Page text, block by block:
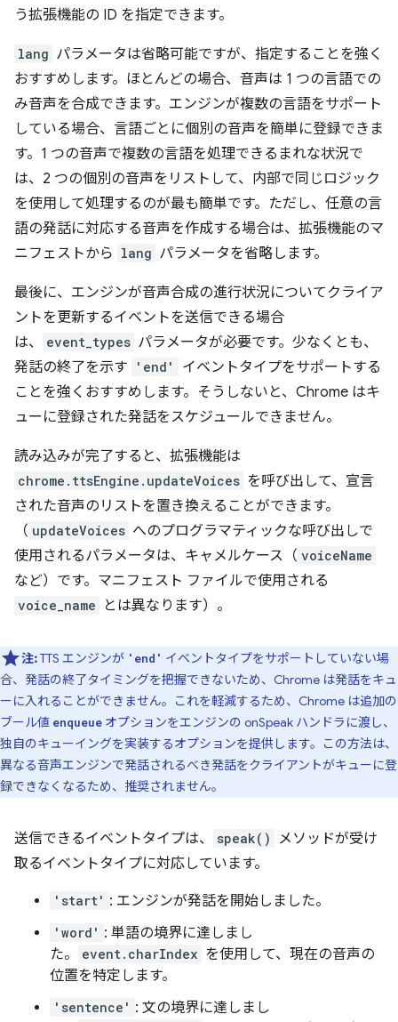
う拡張機能の ID を指定できます。
lang パラメータは省略可能ですが、指定することを強く
おすすめします。ほとんどの場合、音声は 1 つの言語での
み音声を合成できます。エンジンが複数の言語をサポート
している場合、言語ごとに個別の音声を簡単に登録できま
す。1 つの音声で複数の言語を処理できるまれな状況で
は、2 つの個別の音声をリストして、内部で同じロジック
を使用して処理するのが最も簡単です。ただし、任意の言
語の発話に対応する音声を作成する場合は、拡張機能のマ
ニフェストから lang パラメータを省略します。
最後に、エンジンが音声合成の進行状況についてクライア
ントを更新するイベントを送信できる場合
は、
event_types パラメータが必要です。少なくとも、
発話の終了を示す
'end'
イベントタイプをサポートする
ことを強くおすすめします。そうしないと、Chrome はキ
ューに登録された発話をスケジュールできません。
読み込みが完了すると、拡張機能は
chrome.ttsEngine.updateVoices を呼び出して、宣言
された音声のリストを置き換えることができます。
（ updateVoices へのプログラマティックな呼び出しで
使用されるパラメータは、キャメルケース（ voiceName
など）です。マニフェスト ファイルで使用される
voice_name とは異なります）。
注:TTS エンジンが 'end' イベントタイプをサポートしていない場
合、発話の終了タイミングを把握できないため、Chrome は発話をキュ
ーに入れることができません。これを軽減するため、Chrome は追加の
ブール値 enqueue オプションをエンジンの onSpeak ハンドラに渡し、
独自のキューイングを実装するオプションを提供します。この方法は、
異なる音声エンジンで発話されるべき発話をクライアントがキューに登
録できなくなるため、推奨されません。
送信できるイベントタイプは、 speak()
メソッドが受け
取るイベントタイプに対応しています。
'start' : エンジンが発話を開始しました。
'word' : 単語の境界に達しまし
た。
event.charIndex を使用して、現在の音声の
位置を特定します。
'sentence' : 文の境界に達しまし